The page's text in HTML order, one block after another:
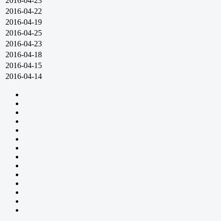
2016-04-22
2016-04-19
2016-04-25
2016-04-23
2016-04-18
2016-04-15
2016-04-14